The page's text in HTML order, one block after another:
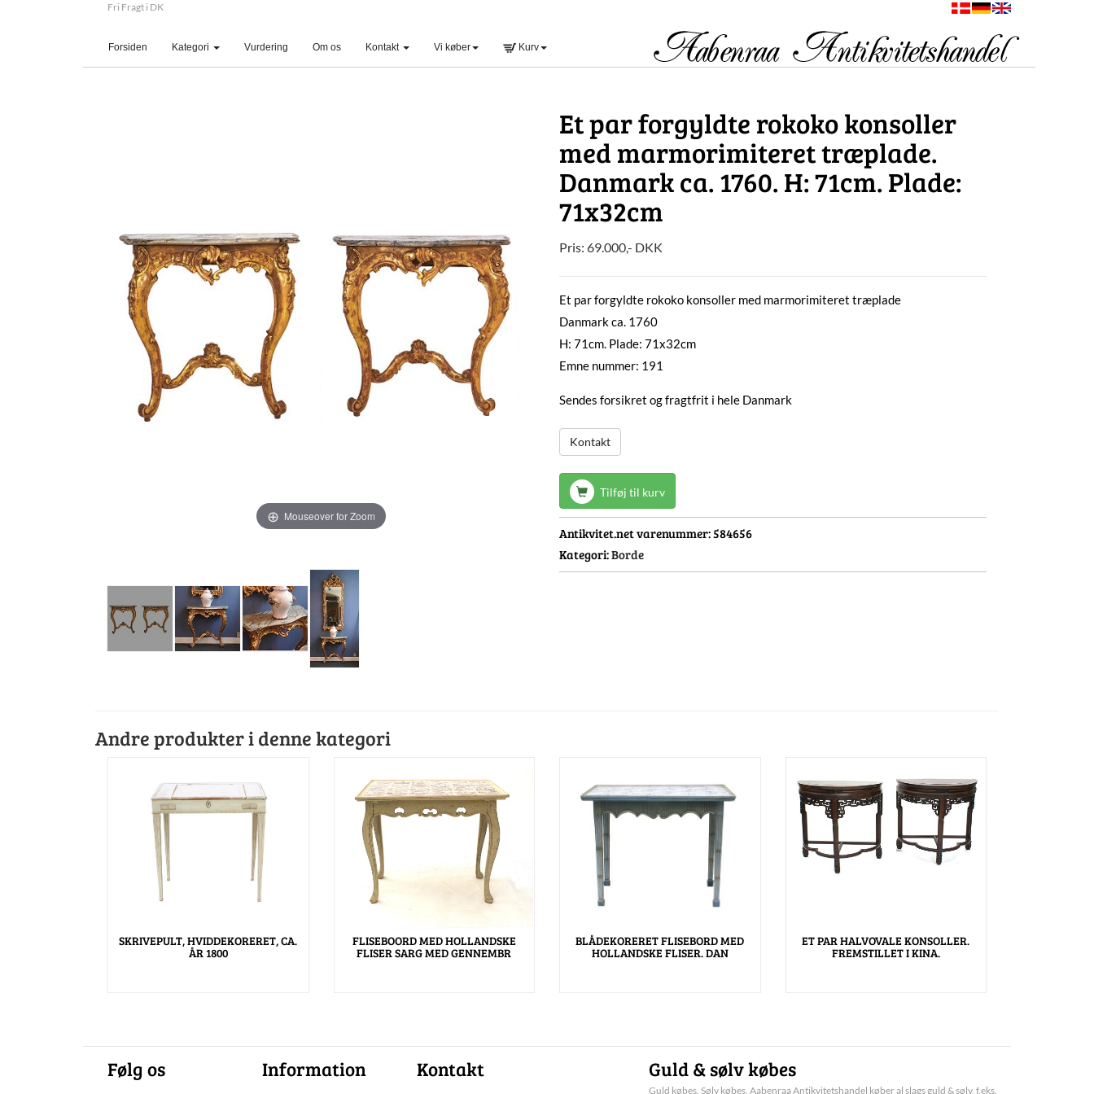
Fri Fragt i DK
Forsiden (current)Kategori Vurdering Om os Kontakt Vi køber Kurv
Mouseover for Zoom
Et par forgyldte rokoko konsoller
med marmorimiteret træplade.
Danmark ca. 1760. H: 71cm. Plade:
71x32cm
Pris: 69.000,- DKK
Et par forgyldte rokoko konsoller med marmorimiteret træplade
Danmark ca. 1760
H: 71cm. Plade: 71x32cm
Emne nummer: 191
Sendes forsikret og fragtfrit i hele Danmark
Kontakt
Tilføj til kurv
Antikvitet.net varenummer:584656
Kategori:Borde
Andre produkter i denne kategori
SKRIVEPULT, HVIDDEKORERET, CA.
ÅR 1800
FLISEBOORD MED HOLLANDSKE
FLISER SARG MED GENNEMBR
BLÅDEKORERET FLISEBORD MED
HOLLANDSKE FLISER. DAN
ET PAR HALVOVALE KONSOLLER.
FREMSTILLET I KINA.
Følg os Information Kontakt Guld & sølv købes
Guld købes. Sølv købes. Aabenraa Antikvitetshandel køber al slags guld & sølv, f.eks.